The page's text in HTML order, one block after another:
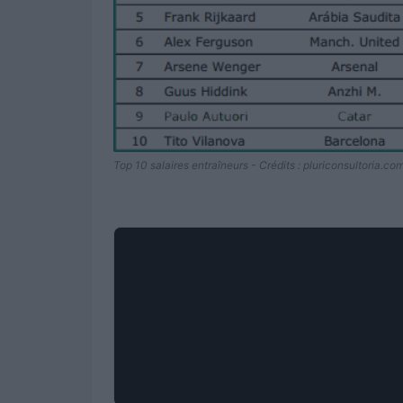
Top 10 salaires entraîneurs - Crédits :